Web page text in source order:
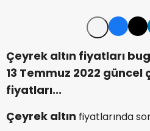
Çeyrek altın fiyatları
13 Temmuz 2022 güncel
fiyatları...
Çeyrek altın fiyatlarında